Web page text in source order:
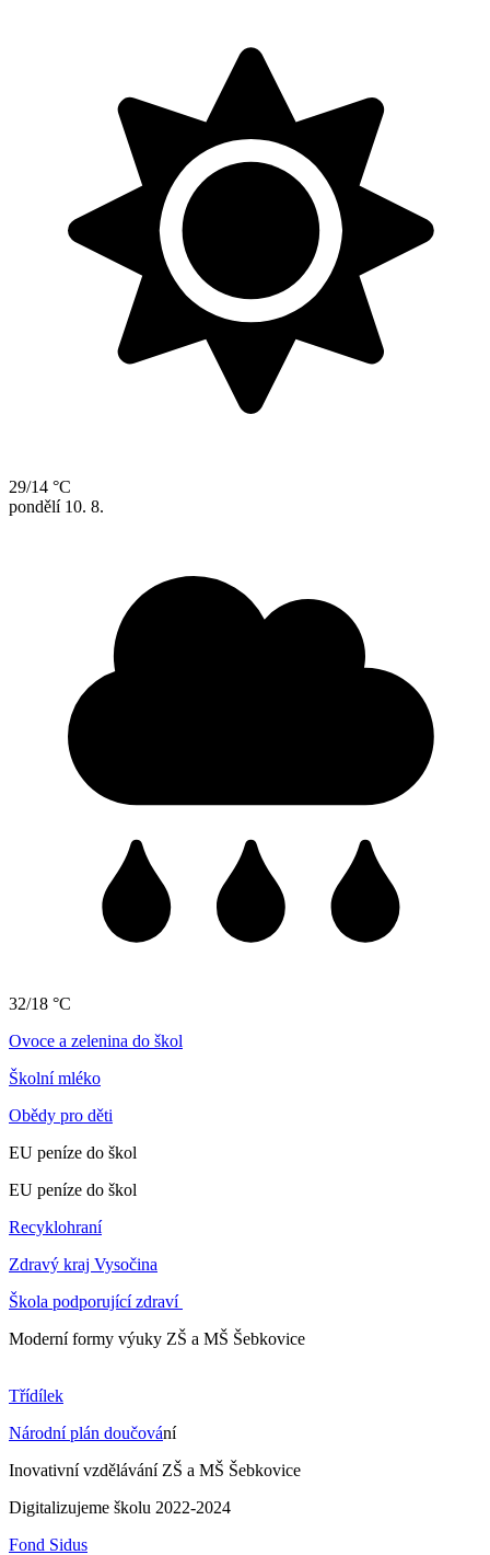
29/14 °C
pondělí 10. 8.
32/18 °C
Ovoce a zelenina do škol
Školní mléko
Obědy pro děti
EU peníze do škol
EU peníze do škol
Recyklohraní
Zdravý kraj Vysočina
Škola podporující zdraví
Moderní formy výuky ZŠ a MŠ Šebkovice
Třídílek
Národní plán doučování
Inovativní vzdělávání ZŠ a MŠ Šebkovice
Digitalizujeme školu 2022-2024
Fond Sidus